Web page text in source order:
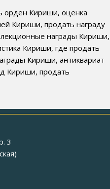
орден Кириши, оценка
Кириши, продать награду
награды Кириши,
Кириши, где продать
Кириши, антиквариат
Кириши, продать
3